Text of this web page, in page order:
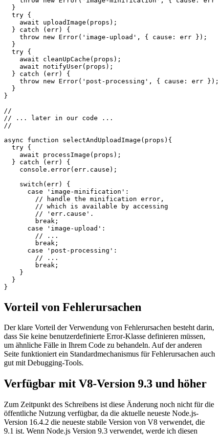
  try {
    await minifyImage(props);
  } catch (err) {
throw new Error('image-minification', { cause: err
  }
  try {
    await uploadImage(props);
  } catch (err) {
    throw new Error('image-upload', { cause: err });
  }
  try {
    await cleanUpCache(props);
    await notifyUser(props);
  } catch (err) {
    throw new Error('post-processing', { cause: err });
  }
}
//
// ... later in our code ...
async function selectAndUploadImage(props){
    await processImage(props);
  } catch (err) {
    console.error(err.cause);
    switch(err) {
      case 'image-minification':
        // handle the minification error,
        // which is available by accessing
        // 'err.cause'.
        break;
      case 'image-upload':
        // ...
        break;
      case 'post-processing':
        // ...
        break;
  }
Vorteil von Fehlerursachen
Der klare Vorteil der Verwendung von Fehlerursachen besteht darin,
dass Sie keine benutzerdefinierte Error-Klasse definieren müssen,
Seite funktioniert ein Standardmechanismus für Fehlerursachen auch
gut mit Debugging-Tools.
Verfügbar mit V8-Version 9.3 und höher
Zum Zeitpunkt des Schreibens ist diese Änderung noch nicht für die